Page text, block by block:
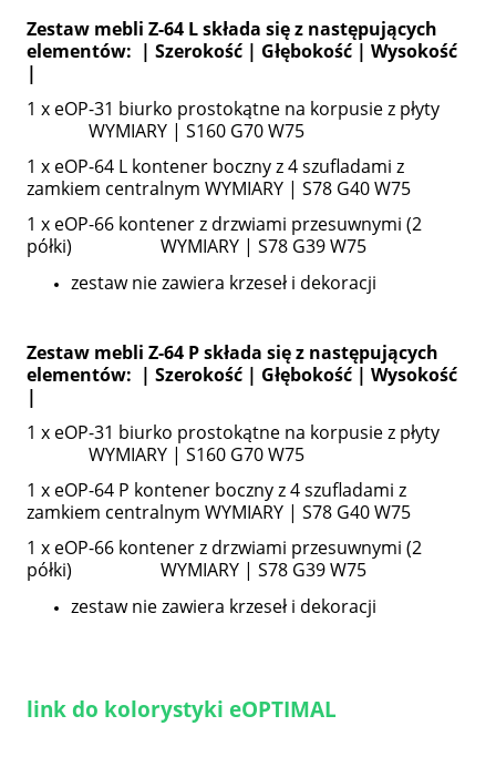
Zestaw mebli Z-64 L składa się z następujących
elementów: | Szerokość | Głębokość | Wysokość
|
1 x eOP-31 biurko prostokątne na korpusie z płyty
WYMIARY | S160 G70 W75
1 x eOP-64 L kontener boczny z 4 szufladami z
zamkiem centralnym WYMIARY | S78 G40 W75
1 x eOP-66 kontener z drzwiami przesuwnymi (2
półki) WYMIARY | S78 G39 W75
zestaw nie zawiera krzeseł i dekoracji
Zestaw mebli Z-64 P składa się z następujących
elementów: | Szerokość | Głębokość | Wysokość
|
1 x eOP-31 biurko prostokątne na korpusie z płyty
WYMIARY | S160 G70 W75
1 x eOP-64 P kontener boczny z 4 szufladami z
zamkiem centralnym WYMIARY | S78 G40 W75
1 x eOP-66 kontener z drzwiami przesuwnymi (2
półki) WYMIARY | S78 G39 W75
zestaw nie zawiera krzeseł i dekoracji
link do kolorystyki eOPTIMAL